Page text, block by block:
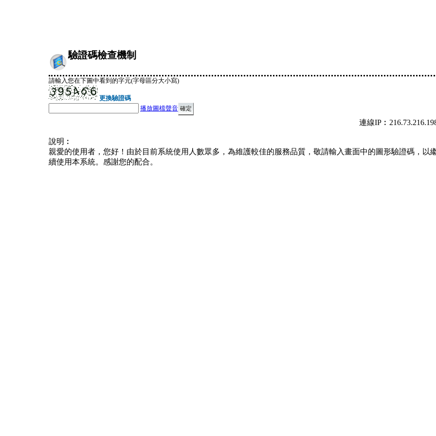
驗證碼檢查機制
請輸入您在下圖中看到的字元(字母區分大小寫)
更換驗證碼
播放圖檔聲音
連線
說明︰
親愛的使用者，您好！由於目前系統使用人數眾多，為維護較佳的服務品質，敬請輸入畫面中的圖形驗證碼，以
續使用本系統。感謝您的配合。